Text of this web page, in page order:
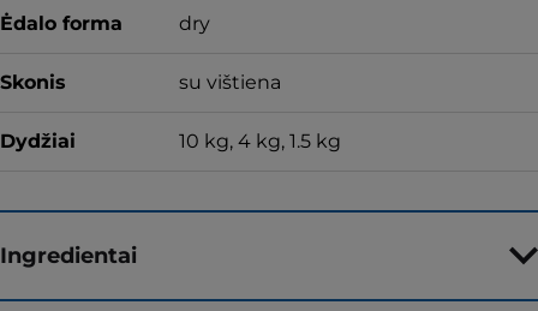
Ėdalo forma dry
Skonis su vištiena
Dydžiai 10 kg, 4 kg, 1.5 kg
Ingredientai